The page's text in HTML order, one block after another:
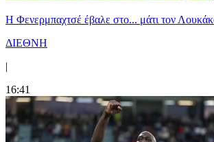
Η Φενερμπαχτσέ έβαλε στο... μάτι τον
ΔΙΕΘΝΗ
|
16:41